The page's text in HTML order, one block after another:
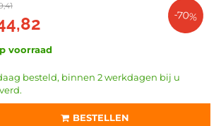
-70%
voorraad
besteld, binnen 2 werkdagen bij u
BESTELLEN